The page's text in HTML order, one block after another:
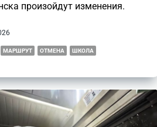
произойдут изменения.
МАРШРУТ ОТМЕНА ШКОЛА